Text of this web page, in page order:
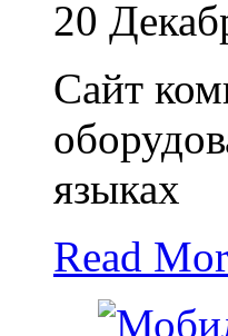
20
Сайт
языках
Read